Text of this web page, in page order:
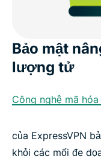
Bảo mật
lượng tử
Công nghệ mã
của ExpressVPN
khỏi các mối đe